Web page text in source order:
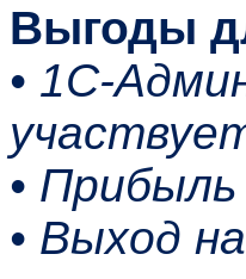
Выгоды
• 1С-
•
• Выход